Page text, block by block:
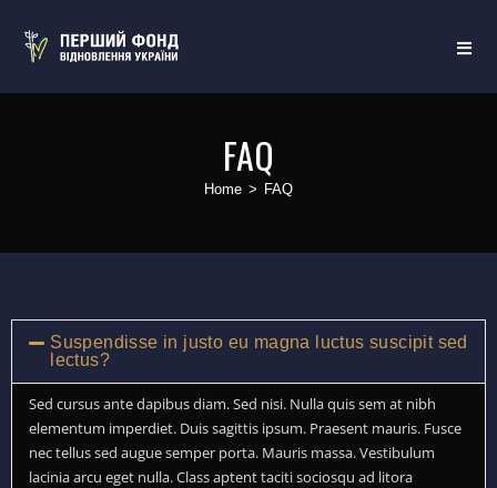
FAQ
Home > FAQ
Suspendisse in justo eu magna luctus suscipit sed
lectus?
Sed cursus ante dapibus diam. Sed nisi. Nulla quis sem at nibh
elementum imperdiet. Duis sagittis ipsum. Praesent mauris. Fusce
nec tellus sed augue semper porta. Mauris massa. Vestibulum
lacinia arcu eget nulla. Class aptent taciti sociosqu ad litora